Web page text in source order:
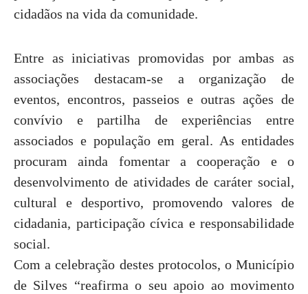
cidadãos na vida da comunidade.
Entre as iniciativas promovidas por ambas as
associações destacam-se a organização de
eventos, encontros, passeios e outras ações de
convívio e partilha de experiências entre
associados e população em geral. As entidades
procuram ainda fomentar a cooperação e o
desenvolvimento de atividades de caráter social,
cultural e desportivo, promovendo valores de
cidadania, participação cívica e responsabilidade
social.
Com a celebração destes protocolos, o Município
de Silves “reafirma o seu apoio ao movimento